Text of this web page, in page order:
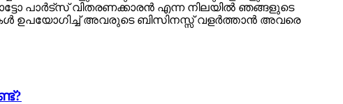
പാർട്‌സ് വിതരണക്കാരൻ എന്ന നിലയിൽ ഞങ്ങളുടെ
ഉപയോഗിച്ച് അവരുടെ ബിസിനസ്സ് വളർത്താൻ അവരെ